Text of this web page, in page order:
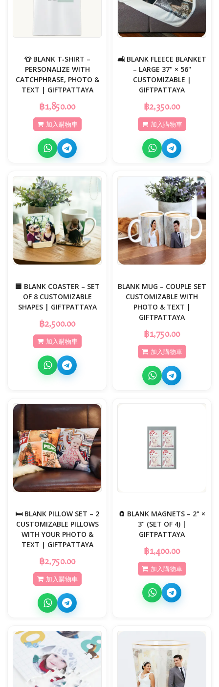
👕 BLANK T‑SHIRT –
PERSONALIZE WITH
CATCHPHRASE, PHOTO &
TEXT | GIFTPATTAYA
฿1,850.00
加入購物車
🛋️ BLANK FLEECE BLANKET
– LARGE 37" × 56"
CUSTOMIZABLE |
GIFTPATTAYA
฿2,350.00
加入購物車
🟦 BLANK COASTER – SET
OF 8 CUSTOMIZABLE
SHAPES | GIFTPATTAYA
฿2,500.00
加入購物車
BLANK MUG – COUPLE SET
CUSTOMIZABLE WITH
PHOTO & TEXT |
GIFTPATTAYA
฿1,750.00
加入購物車
🛏️ BLANK PILLOW SET – 2
CUSTOMIZABLE PILLOWS
WITH YOUR PHOTO &
TEXT | GIFTPATTAYA
฿2,750.00
加入購物車
🧲 BLANK MAGNETS – 2" ×
3" (SET OF 4) |
GIFTPATTAYA
฿1,400.00
加入購物車